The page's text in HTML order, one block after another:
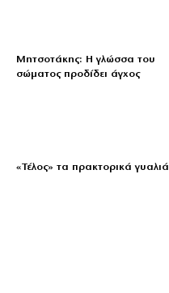
Μητσοτάκης: Η γλώσσα του
σώματος προδίδει άγχος
«Τέλος» τα πρακτορικά γυαλιά